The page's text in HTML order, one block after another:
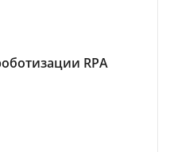
RPA